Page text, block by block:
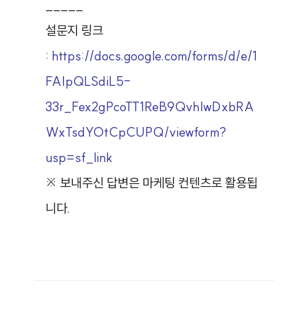
설문지 링크
: https://docs.google.com/forms/d/e/1
FAIpQLSdiL5-
33r_Fex2gPcoTT1ReB9QvhlwDxbRA
WxTsdYOtCpCUPQ/viewform?
usp=sf_link
※ 보내주신 답변은 마케팅 컨텐츠로 활용됩
니다.